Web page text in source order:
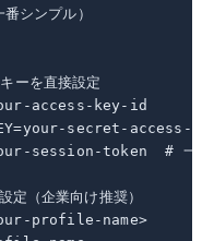
シンプル）
ーを直接設定
access-key-id
secret-access-
session-token  # 一時
（企業向け推奨）
profile-name>